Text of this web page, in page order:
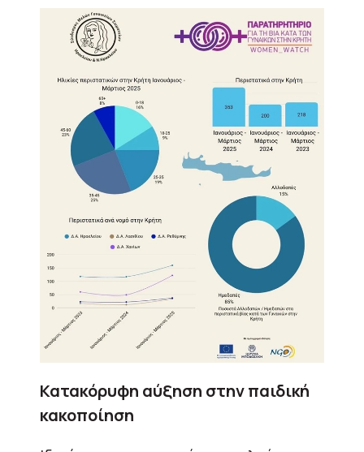
Κατακόρυφη αύξηση στην παιδική
κακοποίηση